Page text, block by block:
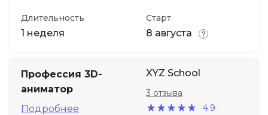
Длительность
1 неделя
Старт
8 августа
Профессия 3D-
аниматор
Подробнее
XYZ School
4.9
3 отзыва